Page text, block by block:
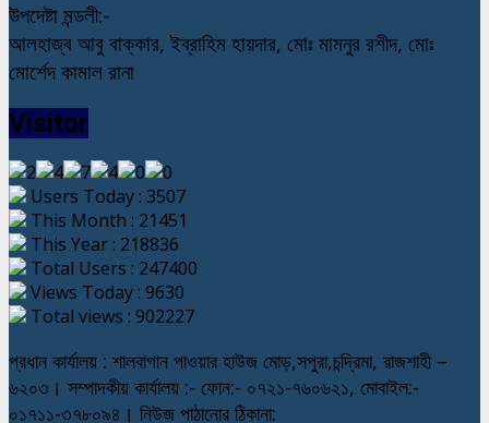
উপদেষ্টা মন্ডলী:-
আলহাজ্ব আবু বাক্কার, ইব্রাহিম হায়দার, মোঃ মামনুর রশীদ, মোঃ
মোর্শেদ কামাল রানা
Visitor
Users Today : 3507
This Month : 21451
This Year : 218836
Total Users : 247400
Views Today : 9630
Total views : 902227
প্রধান কার্যালয় : শালবাগান পাওয়ার হাউজ মোড়,সপুরা,চন্দ্রিমা, রাজশাহী –
৬২০৩। সম্পাদকীয় কার্যালয় :- ফোন:- ০৭২১-৭৬০৬২১, মোবাইল:-
০১৭১১-৩৭৮০৯৪। নিউজ পাঠানোর ঠিকানা: